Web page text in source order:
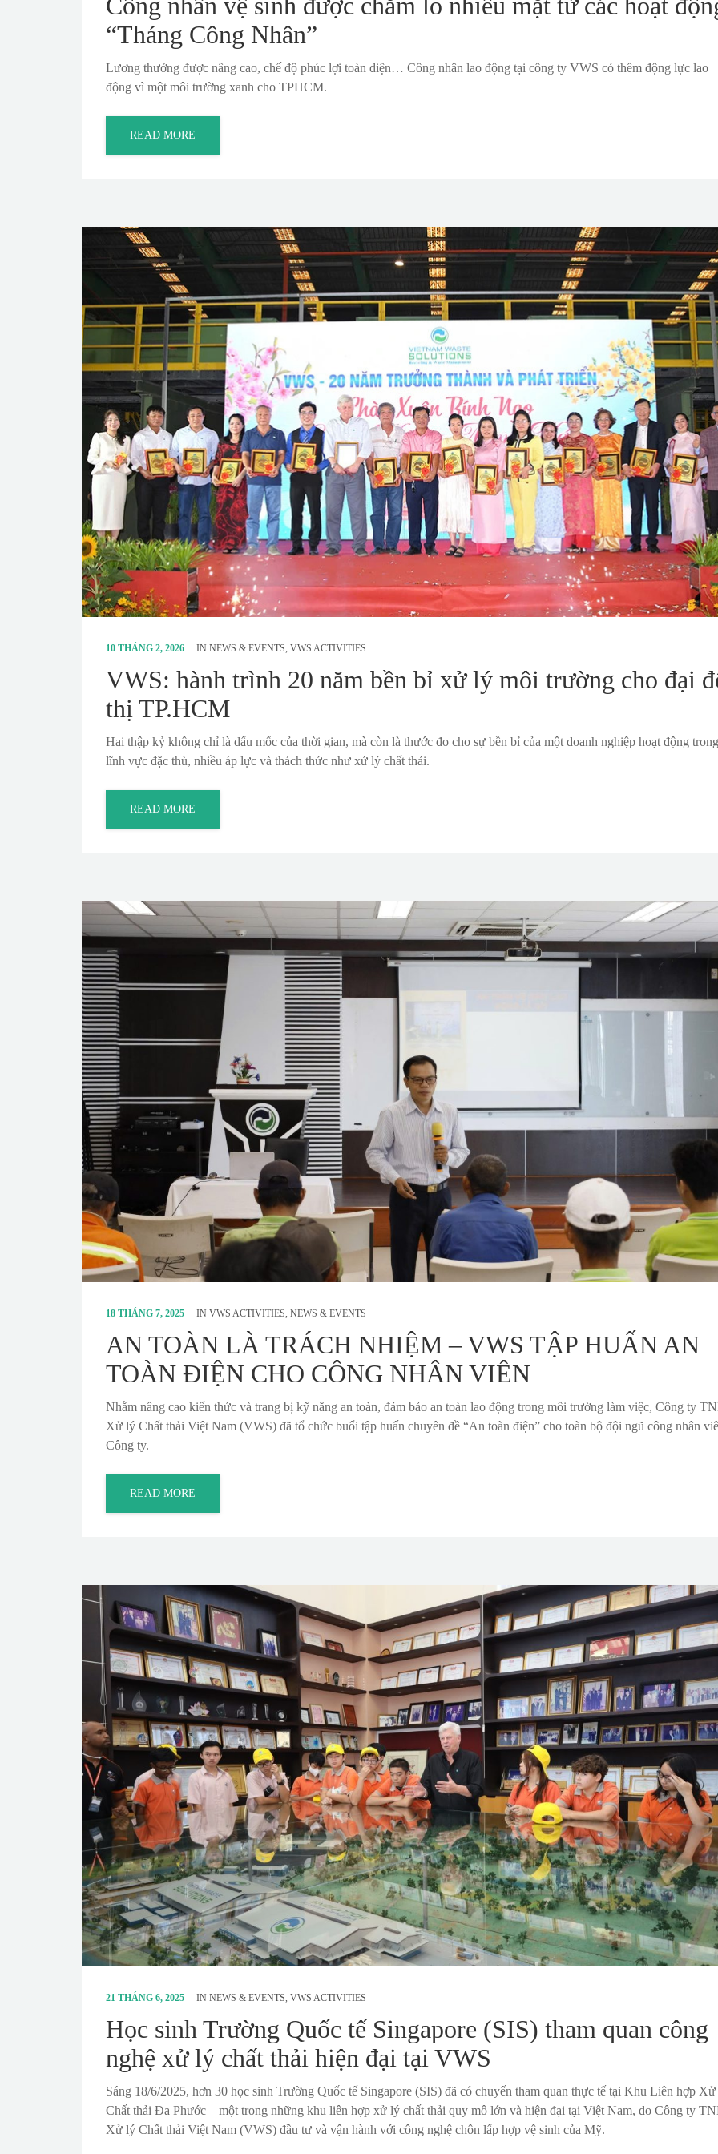
“Tháng Công Nhân”
Lương thưởng được nâng cao, chế độ phúc lợi toàn diện… Công nhân lao động tại công ty VWS có thêm động lực lao
động vì một môi trường xanh cho TPHCM.
READ MORE
10 THÁNG 2, 2026 IN NEWS & EVENTS, VWS ACTIVITIES
VWS: hành trình 20 năm bền bỉ xử lý môi trường cho đại
thị TP.HCM
Hai thập kỷ không chỉ là dấu mốc của thời gian, mà còn là thước đo cho sự bền bỉ của một doanh nghiệp hoạt động trong
lĩnh vực đặc thù, nhiều áp lực và thách thức như xử lý chất thải.
READ MORE
18 THÁNG 7, 2025 IN VWS ACTIVITIES, NEWS & EVENTS
AN TOÀN LÀ TRÁCH NHIỆM – VWS TẬP HUẤN AN
TOÀN ĐIỆN CHO CÔNG NHÂN VIÊN
Nhằm nâng cao kiến thức và trang bị kỹ năng an toàn, đảm bảo an toàn lao động trong môi trường làm việc, Công ty
Xử lý Chất thải Việt Nam (VWS) đã tổ chức buổi tập huấn chuyên đề “An toàn điện” cho toàn bộ đội ngũ công nhân
Công ty.
READ MORE
21 THÁNG 6, 2025 IN NEWS & EVENTS, VWS ACTIVITIES
Học sinh Trường Quốc tế Singapore (SIS) tham quan công
nghệ xử lý chất thải hiện đại tại VWS
Sáng 18/6/2025, hơn 30 học sinh Trường Quốc tế Singapore (SIS) đã có chuyến tham quan thực tế tại Khu Liên hợp
Chất thải Đa Phước – một trong những khu liên hợp xử lý chất thải quy mô lớn và hiện đại tại Việt Nam, do Công ty
Xử lý Chất thải Việt Nam (VWS) đầu tư và vận hành với công nghệ chôn lấp hợp vệ sinh của Mỹ.